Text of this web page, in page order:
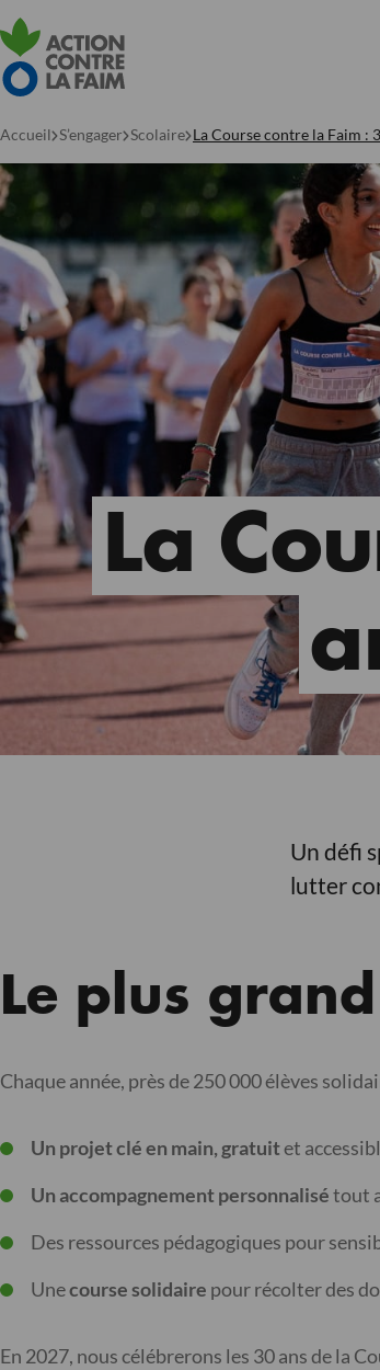
Accueil S’engager Scolaire La Course contre la Faim :
La
Un défi
lutter
Le plus
Chaque année, près de 250 000 élèves
Un projet clé en main, gratuitet
Un accompagnement personnalisétout
Des ressources pédagogiques pour
Unecourse solidaire pour récolter des
En 2027, nous célébrerons les 30 ans de la